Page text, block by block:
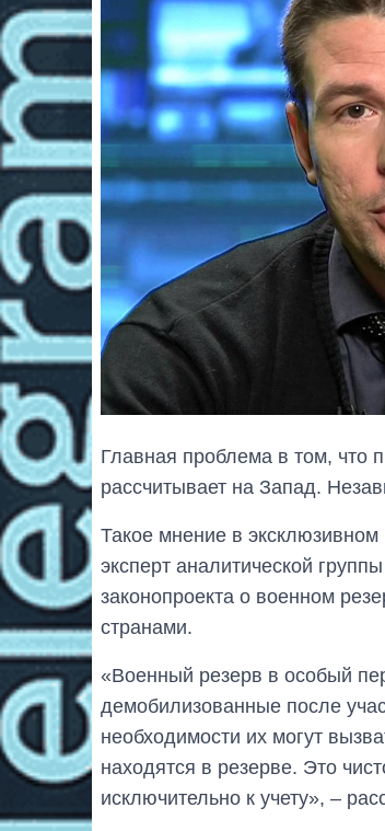
Главная проблема в том, что
рассчитывает на Запад.
Такое мнение в эксклюзивном
эксперт аналитической
законопроекта о военном
странами.
«Военный резерв в особый
демобилизованные после
необходимости их могут
находятся в резерве. Это
исключительно к учету», –